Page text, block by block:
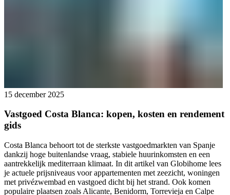
15 december 2025
Vastgoed Costa Blanca: kopen, kosten en rendement
gids
Costa Blanca behoort tot de sterkste vastgoedmarkten van Spanje
dankzij hoge buitenlandse vraag, stabiele huurinkomsten en een
aantrekkelijk mediterraan klimaat. In dit artikel van Globihome lees
je actuele prijsniveaus voor appartementen met zeezicht, woningen
met privézwembad en vastgoed dicht bij het strand. Ook komen
populaire plaatsen zoals Alicante, Benidorm, Torrevieja en Calpe